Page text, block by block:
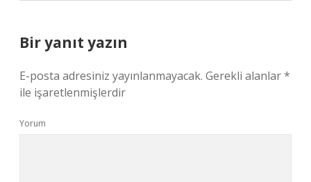
Bir yanıt yazın
E-posta adresiniz yayınlanmayacak. Gerekli alanlar*
ile işaretlenmişlerdir
Yorum